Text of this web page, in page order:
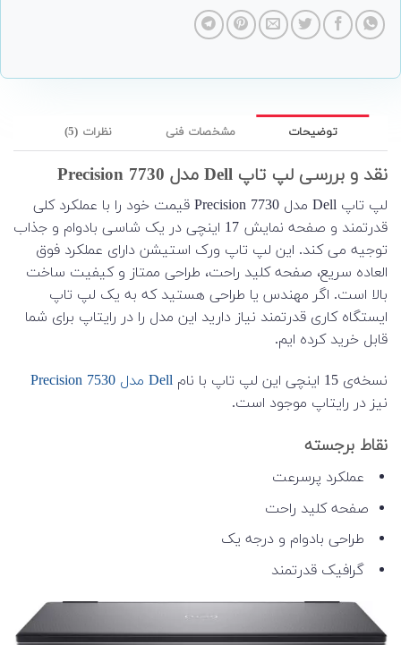
توضیحات مشخصات فنی نظرات (5)
نقد و بررسی لپ تاپ Dell مدل Precision 7730
لپ تاپ Dell مدل Precision 7730 قیمت خود را با عملکرد کلی
قدرتمند و صفحه نمایش 17 اینچی در یک شاسی بادوام و جذاب
توجیه می کند. این لپ تاپ ورک استیشن دارای عملکرد فوق
العاده سریع، صفحه کلید راحت، طراحی ممتاز و کیفیت ساخت
بالا است. اگر مهندس یا طراحی هستید که به یک لپ تاپ
ایستگاه کاری قدرتمند نیاز دارید این مدل را در رایتاپ برای شما
قابل خرید کرده ایم.
نسخه‌ی 15 اینچی این لپ تاپ با نام
Dell مدل Precision 7530
نیز در رایتاپ موجود است.
نقاط برجسته
عملکرد پرسرعت
صفحه کلید راحت
طراحی بادوام و درجه یک
گرافیک قدرتمند